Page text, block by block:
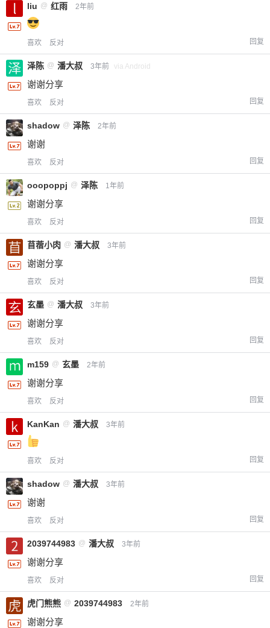
20
立刻支付
¥
liu @ 红雨 2年前
喜欢 反对 回复
泽陈 @ 潘大叔 3年前 via Android
谢谢分享
喜欢 反对 回复
shadow @ 泽陈 2年前
谢谢
喜欢 反对 回复
ooopoppj @ 泽陈 1年前
谢谢分享
喜欢 反对 回复
苜蓿小肉 @ 潘大叔 3年前
谢谢分享
喜欢 反对 回复
玄墨 @ 潘大叔 3年前
谢谢分享
喜欢 反对 回复
m159 @ 玄墨 2年前
谢谢分享
喜欢 反对 回复
KanKan @ 潘大叔 3年前
喜欢 反对 回复
shadow @ 潘大叔 3年前
谢谢
喜欢 反对 回复
2039744983 @ 潘大叔 3年前
谢谢分享
喜欢 反对 回复
虎门熊熊 @ 2039744983 2年前
谢谢分享
限。
6位以上